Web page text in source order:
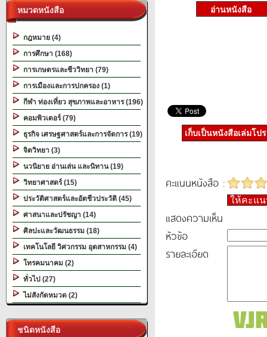
หมวดหนังสือ
กฎหมาย (4)
การศึกษา (168)
การเกษตรและชีววิทยา (79)
การเมืองและการปกครอง (1)
กีฬา ท่องเที่ยว สุขภาพและอาหาร (196)
คอมพิวเตอร์ (79)
ธุรกิจ เศรษฐศาสตร์และการจัดการ (19)
จิตวิทยา (3)
นวนิยาย อ่านเล่น และนิทาน (19)
วิทยาศาสตร์ (15)
ประวัติศาสตร์และอัตชีวประวัติ (45)
ศาสนาและปรัชญา (14)
ศิลปะและวัฒนธรรม (18)
เทคโนโลยี วิศวกรรม อุตสาหกรรม (4)
โทรคมนาคม (2)
ทั่วไป (27)
ไม่สังกัดหมวด (2)
ชนิดหนังสือ
เก็บเป็นหนังสือเล่มโป
คะแนนหนังสือ :
ให้คะแ
แสดงความเห็น
หัวข้อ
รายละเอียด